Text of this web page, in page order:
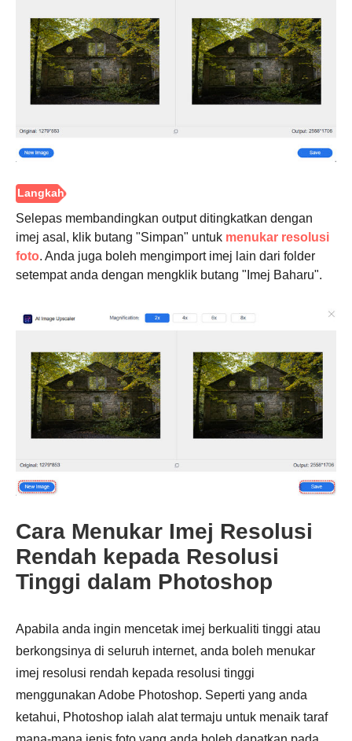
Langkah
2.
3.
Selepas membandingkan output ditingkatkan dengan
imej asal, klik butang "Simpan" untuk menukar resolusi
foto. Anda juga boleh mengimport imej lain dari folder
setempat anda dengan mengklik butang "Imej Baharu".
Cara Menukar Imej Resolusi
Rendah kepada Resolusi
Tinggi dalam Photoshop
Apabila anda ingin mencetak imej berkualiti tinggi atau
berkongsinya di seluruh internet, anda boleh menukar
imej resolusi rendah kepada resolusi tinggi
menggunakan Adobe Photoshop. Seperti yang anda
ketahui, Photoshop ialah alat termaju untuk menaik taraf